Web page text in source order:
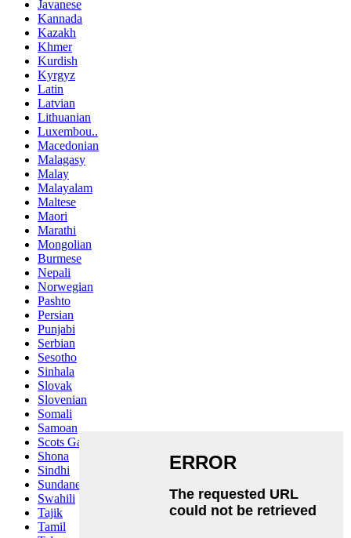
Javanese
Kannada
Kazakh
Khmer
Kurdish
Kyrgyz
Latin
Latvian
Lithuanian
Luxembou..
Macedonian
Malagasy
Malay
Malayalam
Maltese
Maori
Marathi
Mongolian
Burmese
Nepali
Norwegian
Pashto
Persian
Punjabi
Serbian
Sesotho
Sinhala
Slovak
Slovenian
Somali
Samoan
Scots Gaelic
Shona
Sindhi
Sundanese
Swahili
Tajik
Tamil